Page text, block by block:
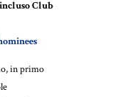
Club
in primo